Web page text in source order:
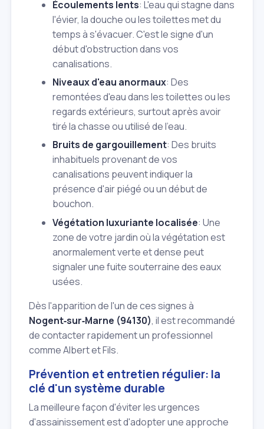
Écoulements lents: L'eau qui stagne dans
l'évier, la douche ou les toilettes met du
temps à s'évacuer. C'est le signe d'un
début d'obstruction dans vos
canalisations.
Niveaux d'eau anormaux: Des
remontées d'eau dans les toilettes ou les
regards extérieurs, surtout après avoir
tiré la chasse ou utilisé de l'eau.
Bruits de gargouillement: Des bruits
inhabituels provenant de vos
canalisations peuvent indiquer la
présence d'air piégé ou un début de
bouchon.
Végétation luxuriante localisée: Une
zone de votre jardin où la végétation est
anormalement verte et dense peut
signaler une fuite souterraine des eaux
usées.
Dès l'apparition de l'un de ces signes à
Nogent‑sur‑Marne (94130), il est recommandé
de contacter rapidement un professionnel
comme Albert et Fils.
Prévention et entretien régulier: la
clé d'un système durable
La meilleure façon d'éviter les urgences
d'assainissement est d'adopter une approche